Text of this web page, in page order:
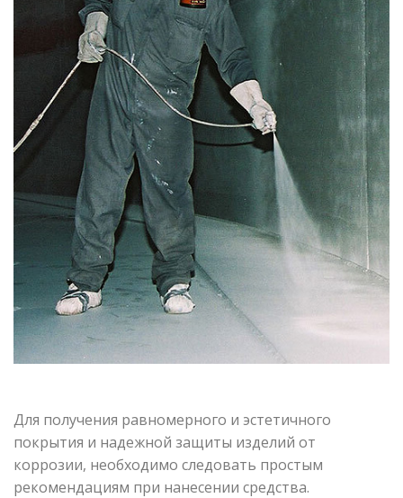
Для получения равномерного и эстетичного
покрытия и надежной защиты изделий от
коррозии, необходимо следовать простым
рекомендациям при нанесении средства.